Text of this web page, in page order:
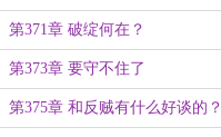
第371章 破绽何在？
第373章 要守不住了
第375章 和反贼有什么好谈的？